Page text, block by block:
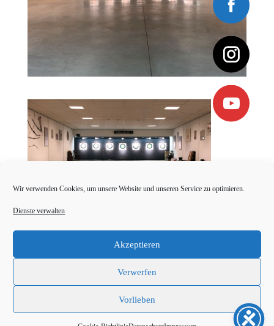
Wir verwenden Cookies, um unsere Website und unseren Service zu optimieren.
Dienste verwalten
Akzeptieren
Verwerfen
Vorlieben